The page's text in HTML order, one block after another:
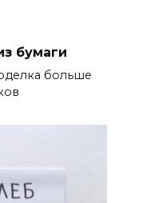
бумаги
больше